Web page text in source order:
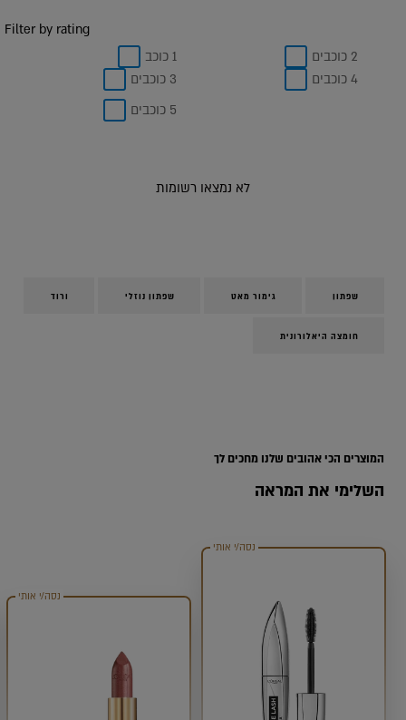
Filter by rating
1 כוכב
2 כוכבים
3 כוכבים
4 כוכבים
5 כוכבים
לא נמצאו רשומות
שפתון גימור מאט שפתון נוזלי ורוד
חומצה היאלורונית
השלימי את המראה
המוצרים הכי אהובים שלנו מחכים לך
נסה/י אותי
נסה/י אותי